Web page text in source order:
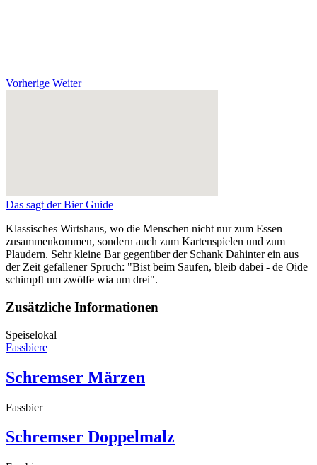
Vorherige Weiter
Das sagt der Bier Guide
Klassisches Wirtshaus, wo die Menschen nicht nur zum Essen
zusammenkommen, sondern auch zum Kartenspielen und zum
Plaudern. Sehr kleine Bar gegenüber der Schank Dahinter ein aus
der Zeit gefallener Spruch: "Bist beim Saufen, bleib dabei - de Oide
schimpft um zwölfe wia um drei".
Zusätzliche Informationen
Speiselokal
Fassbiere
Schremser Märzen
Fassbier
Schremser Doppelmalz